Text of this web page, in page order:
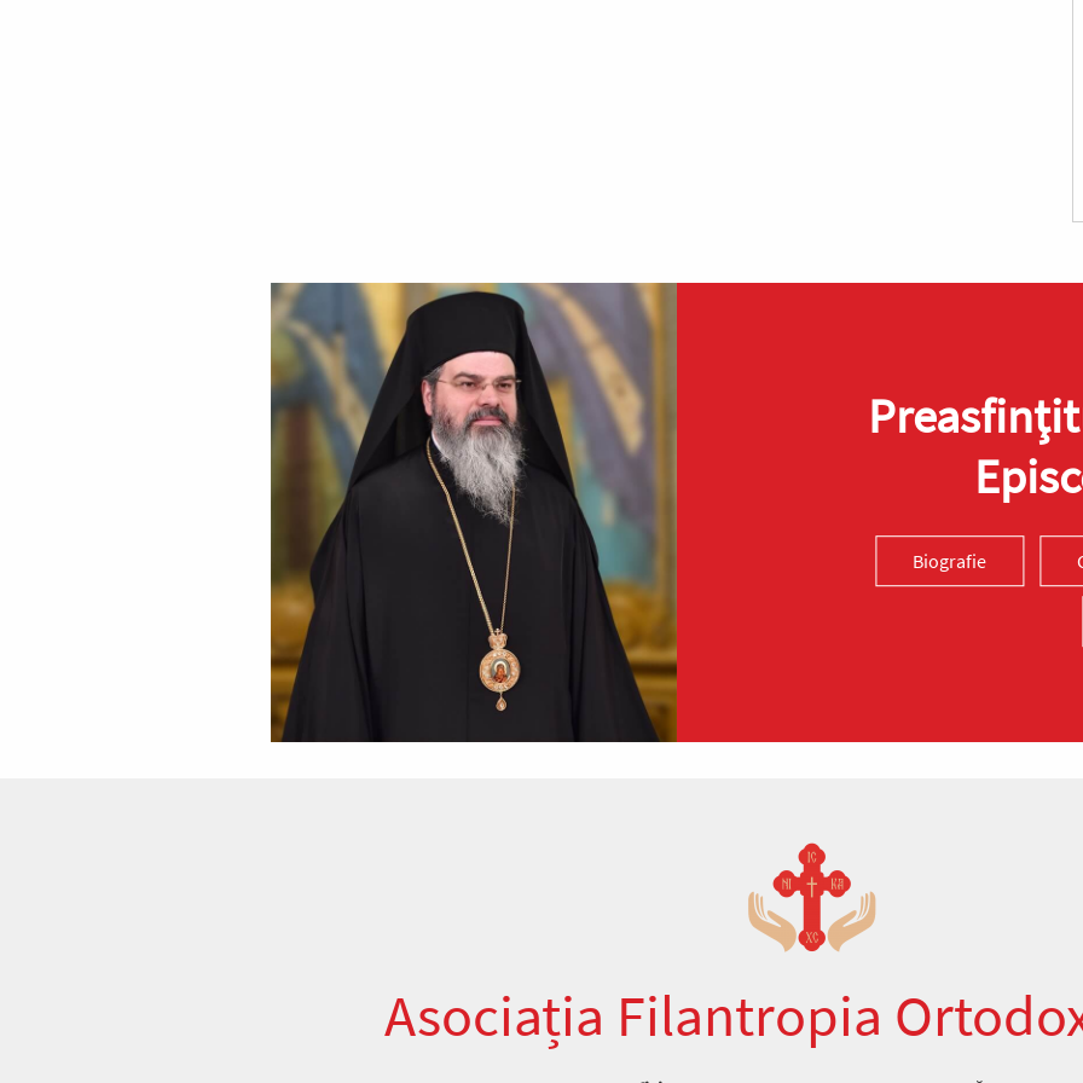
Biografie
Asociația Filantropia